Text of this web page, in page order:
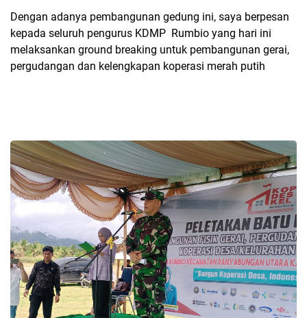
Dengan adanya pembangunan gedung ini, saya berpesan
kepada seluruh pengurus KDMP Rumbio yang hari ini
melaksankan ground breaking untuk pembangunan gerai,
pergudangan dan kelengkapan koperasi merah putih